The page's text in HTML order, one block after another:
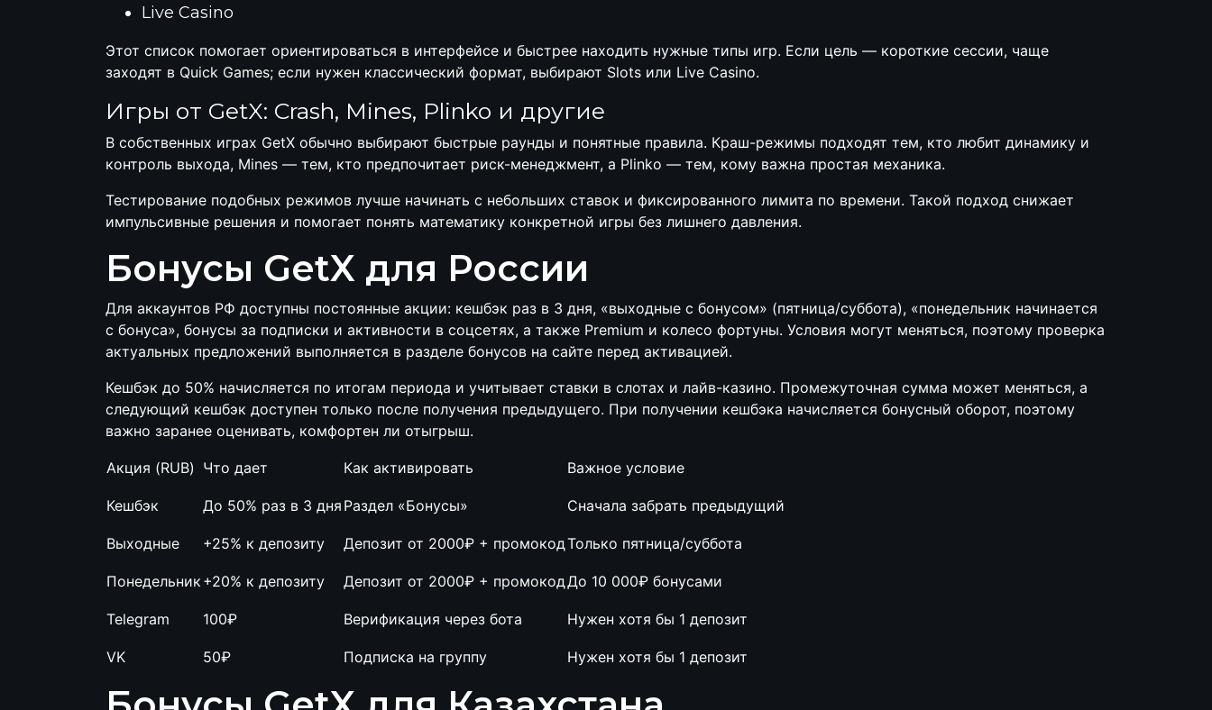
Live Casino
Этот список помогает ориентироваться в интерфейсе и быстрее находить нужные типы игр. Если цель — короткие сессии, чаще
заходят в Quick Games; если нужен классический формат, выбирают Slots или Live Casino.
Игры от GetX: Crash, Mines, Plinko и другие
В собственных играх GetX обычно выбирают быстрые раунды и понятные правила. Краш-режимы подходят тем, кто любит динамику и
контроль выхода, Mines — тем, кто предпочитает риск-менеджмент, а Plinko — тем, кому важна простая механика.
Тестирование подобных режимов лучше начинать с небольших ставок и фиксированного лимита по времени. Такой подход снижает
импульсивные решения и помогает понять математику конкретной игры без лишнего давления.
Бонусы GetX для России
Для аккаунтов РФ доступны постоянные акции: кешбэк раз в 3 дня, «выходные с бонусом» (пятница/суббота), «понедельник начинается
с бонуса», бонусы за подписки и активности в соцсетях, а также Premium и колесо фортуны. Условия могут меняться, поэтому проверка
актуальных предложений выполняется в разделе бонусов на сайте перед активацией.
Кешбэк до 50% начисляется по итогам периода и учитывает ставки в слотах и лайв-казино. Промежуточная сумма может меняться, а
следующий кешбэк доступен только после получения предыдущего. При получении кешбэка начисляется бонусный оборот, поэтому
важно заранее оценивать, комфортен ли отыгрыш.
Акция (RUB) Что дает Как активировать Важное условие
Кешбэк До 50% раз в 3 дня Раздел «Бонусы» Сначала забрать предыдущий
Выходные +25% к депозиту Депозит от 2000₽ + промокодТолько пятница/суббота
Понедельник +20% к депозиту Депозит от 2000₽ + промокодДо 10 000₽ бонусами
Telegram 100₽ Верификация через бота Нужен хотя бы 1 депозит
VK 50₽ Подписка на группу Нужен хотя бы 1 депозит